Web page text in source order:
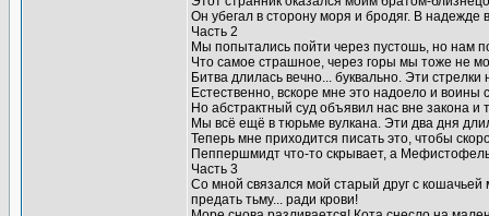
Он убегал в сторону моря и бродяг. В надежде
Часть 2
Мы попытались пойти через пустошь, но нам
Что самое страшное, через горы мы тоже не
Битва длилась вечно... буквально. Эти стрелки
Естественно, вскоре мне это надоело и воины
Но абстрактный суд объявил нас вне закона
Мы всё ещё в тюрьме вулкана. Эти два дня
Теперь мне приходится писать это, чтобы
Пеппершмидт что-то скрывает, а
Часть 3
Со мной связался мой старый друг с
предать тьму... ради крови!